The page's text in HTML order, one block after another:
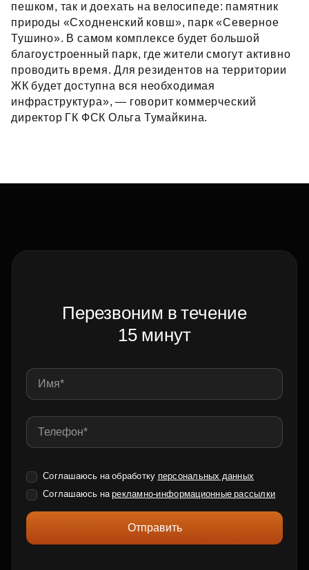
пешком, так и доехать на велосипеде: памятник
природы «Сходненский ковш», парк «Северное
Тушино». В самом комплексе будет большой
благоустроенный парк, где жители смогут активно
проводить время. Для резидентов на территории
ЖК будет доступна вся необходимая
инфраструктура», — говорит коммерческий
директор ГК ФСК Ольга Тумайкина.
Перезвоним в течение
15 минут
Соглашаюсь на обработку персональных данных
Соглашаюсь нарекламно-информационные рассылки
Отправить